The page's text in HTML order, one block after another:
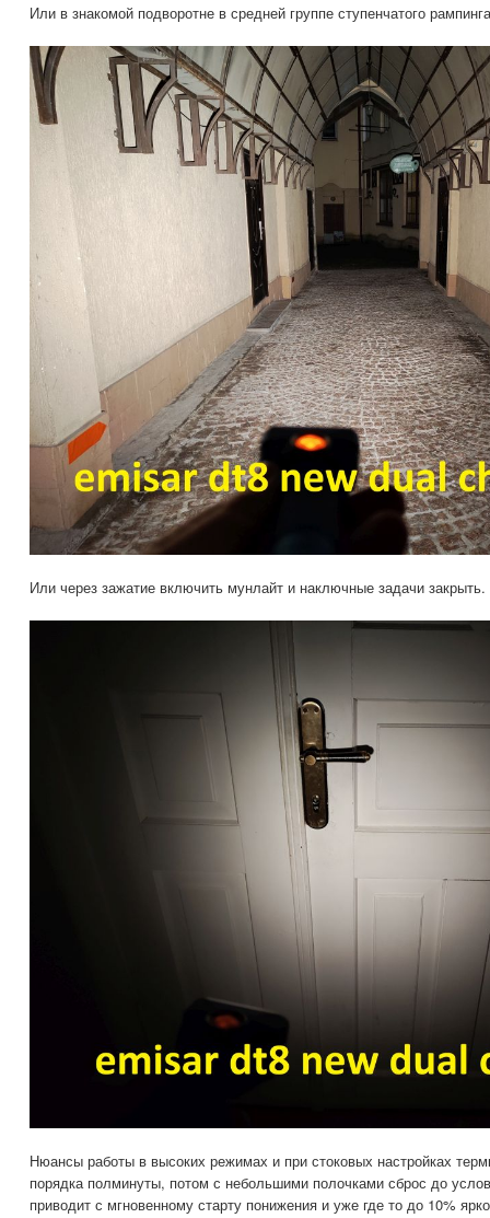
Или в знакомой подворотне в средней группе ступенчатого
Или через зажатие включить мунлайт и наключные задачи закрыть.
Нюансы работы в высоких режимах и при стоковых настройках
порядка полминуты, потом с небольшими полочками сброс до
приводит с мгновенному старту понижения и уже где то до 10%